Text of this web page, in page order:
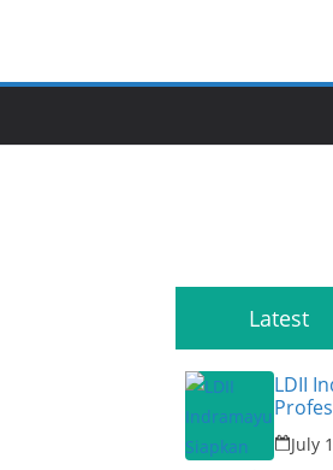
Latest
LDII
July